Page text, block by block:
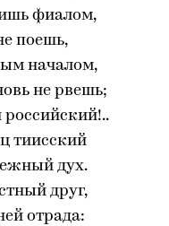
фиалом,
поешь,
началом,
не рвешь;
тиисский
дух.
друг,
отрада: